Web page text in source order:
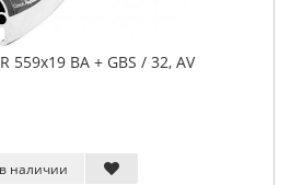
559x19 BA + GBS / 32, AV
наличии